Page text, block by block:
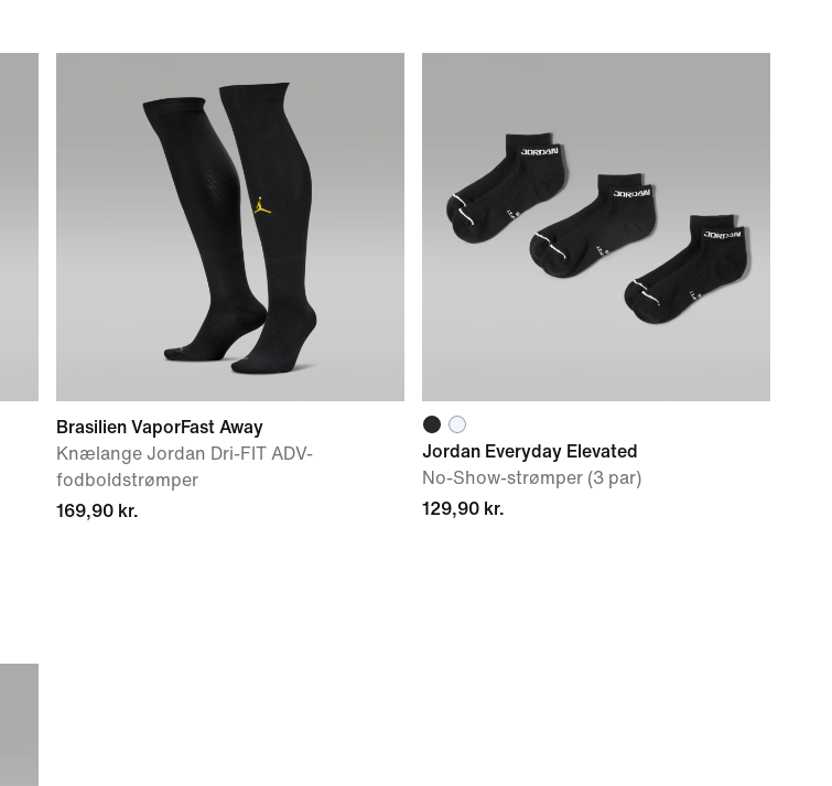
Brasilien VaporFast Away
Knælange Jordan Dri-FIT ADV-
fodboldstrømper
169,90 kr.
Jordan Everyday Elevated
No-Show-strømper (3 par)
129,90 kr.